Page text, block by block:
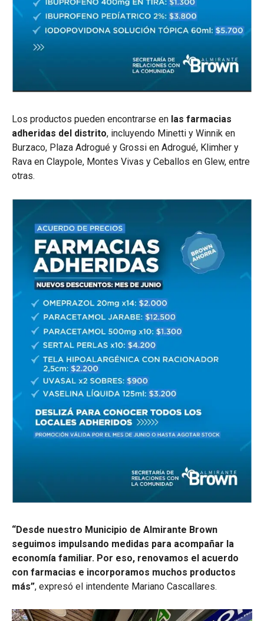
Los productos pueden encontrarse en las farmacias
adheridas del distrito, incluyendo Minetti y Winnik en
Burzaco, Plaza Adrogué y Grossi en Adrogué, Klimher y
Rava en Claypole, Montes Vivas y Ceballos en Glew, entre
otras.
“Desde nuestro Municipio de Almirante Brown
seguimos impulsando medidas para acompañar la
economía familiar. Por eso, renovamos el acuerdo
con farmacias e incorporamos muchos productos
más”, expresó el intendente Mariano Cascallares.